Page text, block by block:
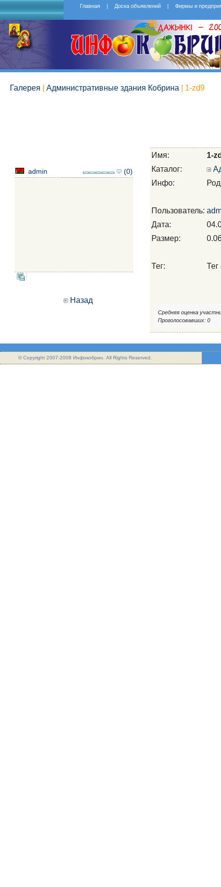
Главная | Доска объявлений | Фирмы и
Галерея Административные здания Кобрина | 1-zd9
admin (0)
Назад
Имя:
1-
Каталог:
Инфо:
Пользователь:
Дата:
Размер:
Тег: Тег
Средняя оценка
Проголосовавших: 0
© Copyright 2007-2008 Инфокобрин. All Rights Reserved.